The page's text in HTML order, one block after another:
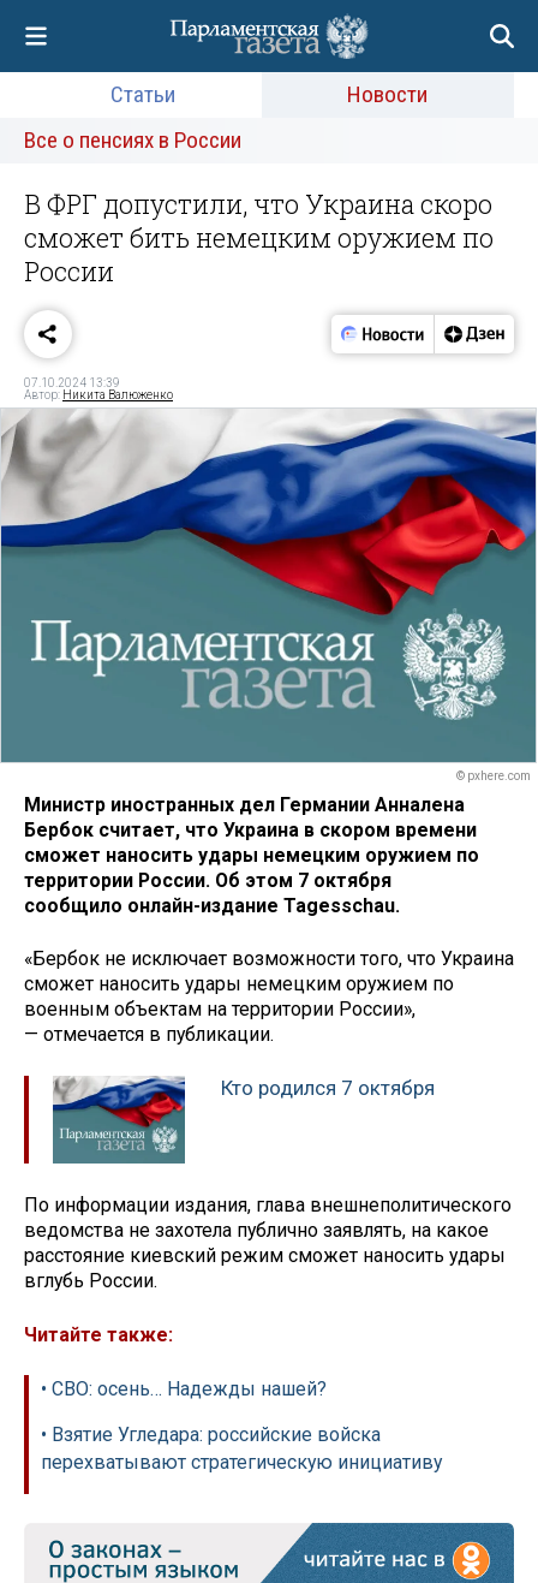
Статьи
Новости
Все о пенсиях в России
В ФРГ допустили, что Украина скоро
сможет бить немецким оружием по
России
07.10.2024 13:39
Автор: Никита Валюженко
© pxhere.com
Министр иностранных дел Германии Анналена
Бербок считает, что Украина в скором времени
сможет наносить удары немецким оружием по
территории России. Об этом 7 октября
сообщило онлайн-издание Tagesschau.
«Бербок не исключает возможности того, что Украина
сможет наносить удары немецким оружием по
военным объектам на территории России»,
— отмечается в публикации.
Кто родился 7 октября
По информации издания, глава внешнеполитического
ведомства не захотела публично заявлять, на какое
расстояние киевский режим сможет наносить удары
вглубь России.
Читайте также:
• СВО: осень… Надежды нашей?
• Взятие Угледара: российские войска
перехватывают стратегическую инициативу